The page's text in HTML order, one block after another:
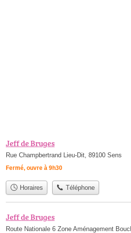
Jeff de Bruges
Rue Champbertrand Lieu-Dit, 89100 Sens
Fermé, ouvre à 9h30
Horaires Téléphone
Jeff de Bruges
Route Nationale 6 Zone Aménagement